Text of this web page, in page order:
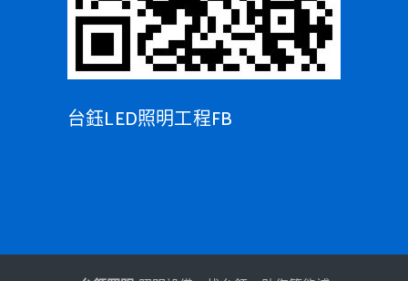
台鈺LED照明工程FB